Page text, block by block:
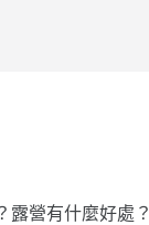
露營有什麼好處？